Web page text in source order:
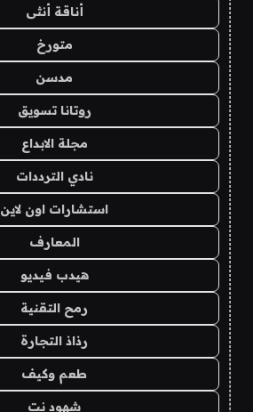
أناقة أنثى
متورخ
مدسن
روتانا تسويق
مجلة الابداع
نادي الترددات
استشارات اون لاين
المعارف
هيدب فيديو
رمح التقنية
رذاذ التجارة
طعم وكيف
شهود نت